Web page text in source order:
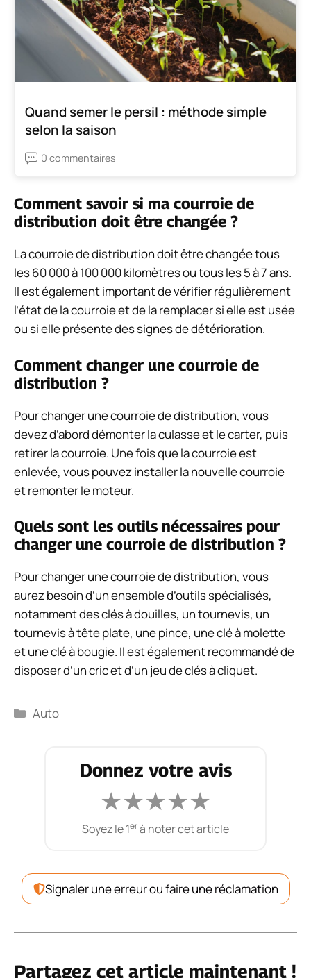
Quand semer le persil : méthode simple
selon la saison
0 commentaires
Comment savoir si ma courroie de
distribution doit être changée ?
La courroie de distribution doit être changée tous
les 60 000 à 100 000 kilomètres ou tous les 5 à 7 ans.
Il est également important de vérifier régulièrement
l’état de la courroie et de la remplacer si elle est usée
ou si elle présente des signes de détérioration.
Comment changer une courroie de
distribution ?
Pour changer une courroie de distribution, vous
devez d’abord démonter la culasse et le carter, puis
retirer la courroie. Une fois que la courroie est
enlevée, vous pouvez installer la nouvelle courroie
et remonter le moteur.
Quels sont les outils nécessaires pour
changer une courroie de distribution ?
Pour changer une courroie de distribution, vous
aurez besoin d’un ensemble d’outils spécialisés,
notamment des clés à douilles, un tournevis, un
tournevis à tête plate, une pince, une clé à molette
et une clé à bougie. Il est également recommandé de
disposer d’un cric et d’un jeu de clés à cliquet.
Catégories
Auto
Donnez votre avis
★★★★★
Soyez le 1erà noter cet article
Signaler une erreur ou faire une réclamation
Partagez cet article maintenant !